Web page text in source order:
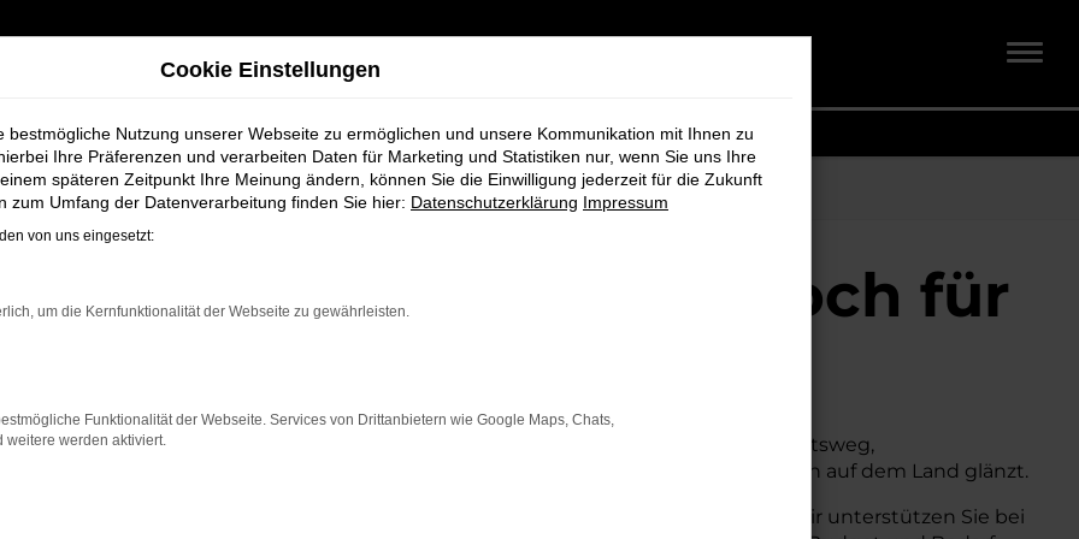
für Achim
bei Schmidt + Koch für
die ein zuverlässiges und modernes Fahrzeug suchen. Ob für den täglichen Arbeitsweg,
bietet Komfort, Effizienz und modernes Design, das sowohl in der Stadt als auch auf dem Land glänzt.
Auswahl an Škoda Fahrzeugen auch umfassende Beratung und Service. Wir unterstützen Sie bei
Cookie Einstellungen
bestmögliche Nutzung unserer Webseite zu ermöglichen und unsere Kommunikation mit Ihnen zu
Ihre Präferenzen und verarbeiten Daten für Marketing und Statistiken nur, wenn Sie uns Ihre
späteren Zeitpunkt Ihre Meinung ändern, können Sie die Einwilligung jederzeit für die Zukunft
zum Umfang der Datenverarbeitung finden Sie hier: Datenschutzerklärung Impressum
von uns eingesetzt:
um die Kernfunktionalität der Webseite zu gewährleisten.
Funktionalität der Webseite. Services von Drittanbietern wie Google Maps, Chats,
weitere werden aktiviert.